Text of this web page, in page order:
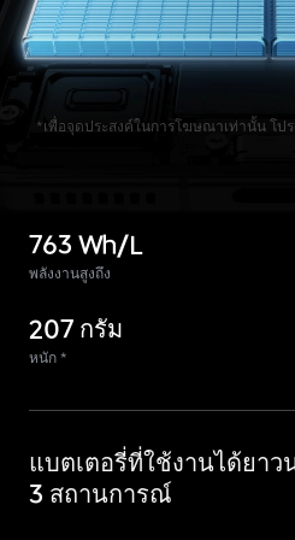
763 Wh/L
พลังงานสูงถึง
207 กรัม
หนัก *
แบตเตอรี่ที่ใช้งานได้ยาว
3 สถานการณ์
*เพื่อจุดประสงค์ในการโฆษณาเท่านั้น โป